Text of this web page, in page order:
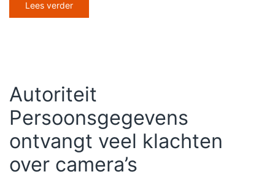
Lees verder
Autoriteit
Persoonsgegevens
ontvangt veel klachten
over camera’s